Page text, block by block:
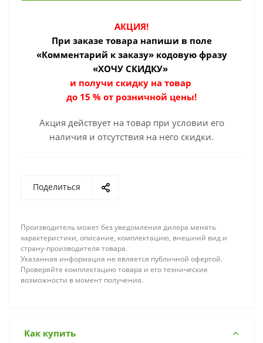
АКЦИЯ!
При заказе товара напиши в поле
«Комментарий к заказу» кодовую фразу
«ХОЧУ СКИДКУ»
и получи скидку на товар
до 15 % от розничной цены!
Акция действует на товар при условии его
наличия и отсутствия на него скидки.
Поделиться
Производитель может без уведомления дилера менять
характеристики, описание, комплектацию, внешний вид и
страну-производителя товара.
Указанная информация не является публичной офертой.
Проверяйте комплектацию товара и его технические
возможности в момент получения.
Как купить